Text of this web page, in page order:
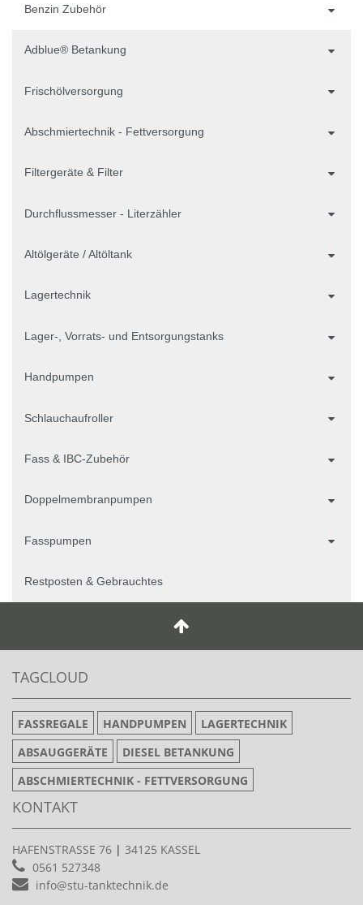
Benzin Zubehör
Adblue® Betankung
Frischölversorgung
Abschmiertechnik - Fettversorgung
Filtergeräte & Filter
Durchflussmesser - Literzähler
Altölgeräte / Altöltank
Lagertechnik
Lager-, Vorrats- und Entsorgungstanks
Handpumpen
Schlauchaufroller
Fass & IBC-Zubehör
Doppelmembranpumpen
Fasspumpen
Restposten & Gebrauchtes
TAGCLOUD
FASSREGALE HANDPUMPEN
LAGERTECHNIK
ABSAUGGERÄTE
DIESEL BETANKUNG
ABSCHMIERTECHNIK - FETTVERSORGUNG
KONTAKT
HAFENSTRASSE 76 | 34125 KASSEL
0561 527348
info@stu-tanktechnik.de